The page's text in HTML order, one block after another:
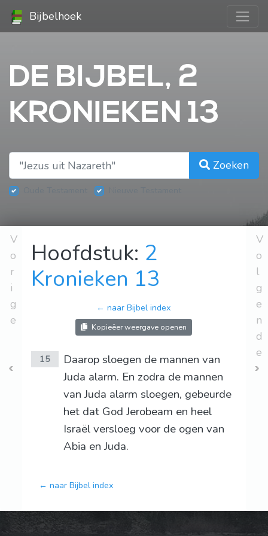
Bijbelhoek
DE BIJBEL, 2
KRONIEKEN 13
Zoeken
V
o
r
i
g
e
Hoofdstuk: 2
Kronieken 13
← naar Bijbel index
Kopieëer weergave openen
15
Daarop sloegen de mannen van
Juda alarm. En zodra de mannen
van Juda alarm sloegen, gebeurde
het dat God Jerobeam en heel
Israël versloeg voor de ogen van
Abia en Juda.
← naar Bijbel index
V
o
l
g
e
n
d
e